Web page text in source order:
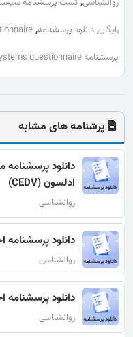
رایگان, دانلود پرسشنامه,
پرسشنامه brain behavioral systems questionnaire
پرشنامه های مشابه
دانلود
ادلسون (CEDV)
روانشناسی
دانلود پرسشنامه
روانشناسی
دانلود
روانشناسی